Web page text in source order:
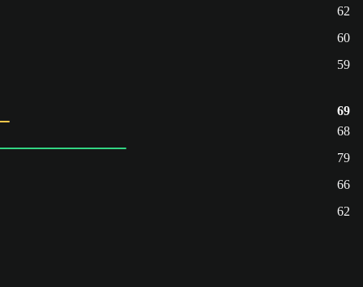
62
60
59
69
68
79
66
62